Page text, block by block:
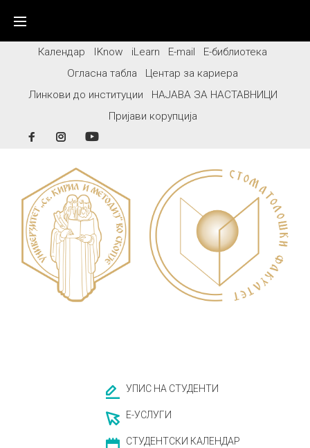
contentКалендар IKnow iLearn E-mail
Е-библиотека
Огласна табла
Центар за кариера
Линкови до институции
НАЈАВА ЗА НАСТАВНИЦИ
Пријави корупција
FacebookInstagram
УПИС НА СТУДЕНТИ
Е-УСЛУГИ
СТУДЕНТСКИ КАЛЕНДАР